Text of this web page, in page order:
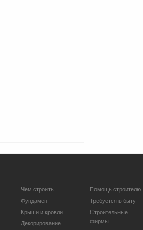
Чем строить
Фундамент
Крыши и кровли
Декорирование
Помощь строителю
Требуется в быту
Строительные
фирмы